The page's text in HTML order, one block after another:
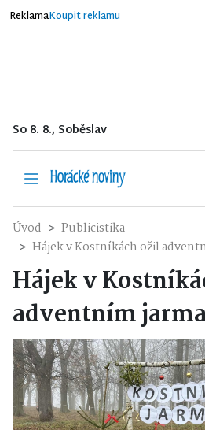
ReklamaKoupit reklamu
So 8. 8., Soběslav
Úvod
Publicistika
Hájek v Kostníkách ožil
Hájek v
adventním